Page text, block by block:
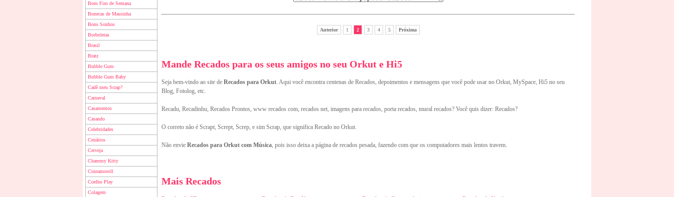
Bom Fim de Semana
Bonecas de Massinha
Bons Sonhos
Borboletas
Brasil
Bratz
Bubble Gum
Bubble Gum Baby
Cadê meu Scrap?
Carnaval
Casamentos
Casando
Celebridades
Cenários
Cerveja
Chammy Kitty
Cinnamoroll
Coelho Play
Colagem
Anterior 1 2 3 4 5 Próxima
Mande Recados para os seus amigos no seu Orkut e Hi5
Seja bem-vindo ao site de Recados para Orkut. Aqui você encontra centenas de Recados, depoimentos e mensagens que você pode usar no Orkut, MySpace, Hi5 no seu
Blog, Fotolog, etc.
Recadu, Recadinhu, Recados Prontos, www recados com, recados net, imagens para recados, porta recados, mural recados? Você quis dizer: Recados?
O correto não é Scrapt, Scrept, Screp, e sim Scrap, que significa Recado no Orkut.
Não envie Recados para Orkut com Música, pois isso deixa a página de recados pesada, fazendo com que os computadores mais lentos travem.
Mais Recados